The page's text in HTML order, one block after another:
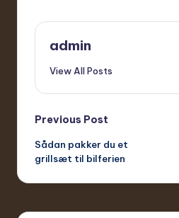
admin
View All Posts
Post
navigation
Previous Post
Sådan pakker du et
grillsæt til bilferien